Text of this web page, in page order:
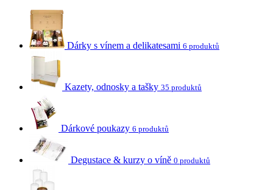
Dárky s vínem a delikatesami 6 produktů
Kazety, odnosky a tašky 35 produktů
Dárkové poukazy 6 produktů
Degustace & kurzy o víně 0 produktů